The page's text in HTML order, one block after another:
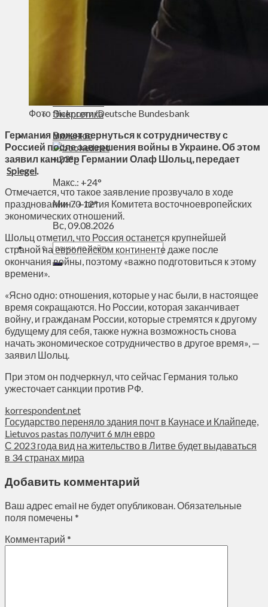
Выборы
Едим дома
Духовное пространство
Энергетика
Вильнюс
+23°C
Макс.: +24°
Мин.:+12°
Вс, 09.08.2026
Фото flickr.com/Deutsche Bundesbank
Германия может вернуться к сотрудничеству с
Россией после завершения войны в Украине. Об этом
заявил канцлер Германии Олаф Шольц, передает
Spiegel.
Отмечается, что такое заявление прозвучало в ходе
праздновании 70-летия Комитета восточноевропейских
экономических отношений.
Шольц отметил, что Россия останется крупнейшей
страной на европейском континенте даже после
окончания войны, поэтому «важно подготовиться к этому
времени».
«Ясно одно: отношения, которые у нас были, в настоящее
время сокращаются. Но России, которая заканчивает
войну, и гражданам России, которые стремятся к другому
будущему для себя, также нужна возможность снова
начать экономическое сотрудничество в другое время», —
заявил Шольц.
При этом он подчеркнул, что сейчас Германия только
ужесточает санкции против РФ.
korrespondent.net
Государство переняло здания почт в Каунасе и Клайпеде,
Lietuvos pastas получит 6 млн евро
С 2023 года вид на жительство в Литве будет выдаваться
в 34 странах мира
Добавить комментарий
Ваш адрес email не будет опубликован.Обязательные
поля помечены *
Комментарий *